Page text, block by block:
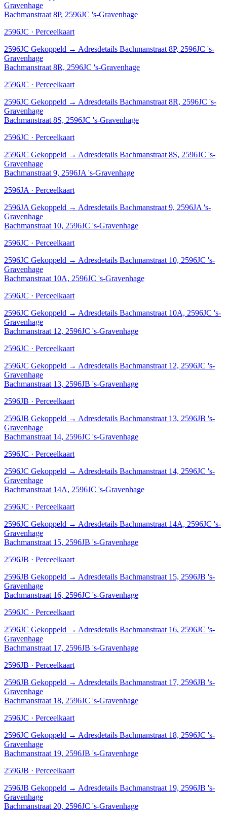
Gravenhage
Bachmanstraat 8P, 2596JC 's-Gravenhage
2596JC · Perceelkaart
2596JC Gekoppeld → Adresdetails Bachmanstraat 8P, 2596JC 's-
Gravenhage
Bachmanstraat 8R, 2596JC 's-Gravenhage
2596JC · Perceelkaart
2596JC Gekoppeld → Adresdetails Bachmanstraat 8R, 2596JC 's-
Gravenhage
Bachmanstraat 8S, 2596JC 's-Gravenhage
2596JC · Perceelkaart
2596JC Gekoppeld → Adresdetails Bachmanstraat 8S, 2596JC 's-
Gravenhage
Bachmanstraat 9, 2596JA 's-Gravenhage
2596JA · Perceelkaart
2596JA Gekoppeld → Adresdetails Bachmanstraat 9, 2596JA 's-
Gravenhage
Bachmanstraat 10, 2596JC 's-Gravenhage
2596JC · Perceelkaart
2596JC Gekoppeld → Adresdetails Bachmanstraat 10, 2596JC 's-
Gravenhage
Bachmanstraat 10A, 2596JC 's-Gravenhage
2596JC · Perceelkaart
2596JC Gekoppeld → Adresdetails Bachmanstraat 10A, 2596JC 's-
Gravenhage
Bachmanstraat 12, 2596JC 's-Gravenhage
2596JC · Perceelkaart
2596JC Gekoppeld → Adresdetails Bachmanstraat 12, 2596JC 's-
Gravenhage
Bachmanstraat 13, 2596JB 's-Gravenhage
2596JB · Perceelkaart
2596JB Gekoppeld → Adresdetails Bachmanstraat 13, 2596JB 's-
Gravenhage
Bachmanstraat 14, 2596JC 's-Gravenhage
2596JC · Perceelkaart
2596JC Gekoppeld → Adresdetails Bachmanstraat 14, 2596JC 's-
Gravenhage
Bachmanstraat 14A, 2596JC 's-Gravenhage
2596JC · Perceelkaart
2596JC Gekoppeld → Adresdetails Bachmanstraat 14A, 2596JC 's-
Gravenhage
Bachmanstraat 15, 2596JB 's-Gravenhage
2596JB · Perceelkaart
2596JB Gekoppeld → Adresdetails Bachmanstraat 15, 2596JB 's-
Gravenhage
Bachmanstraat 16, 2596JC 's-Gravenhage
2596JC · Perceelkaart
2596JC Gekoppeld → Adresdetails Bachmanstraat 16, 2596JC 's-
Gravenhage
Bachmanstraat 17, 2596JB 's-Gravenhage
2596JB · Perceelkaart
2596JB Gekoppeld → Adresdetails Bachmanstraat 17, 2596JB 's-
Gravenhage
Bachmanstraat 18, 2596JC 's-Gravenhage
2596JC · Perceelkaart
2596JC Gekoppeld → Adresdetails Bachmanstraat 18, 2596JC 's-
Gravenhage
Bachmanstraat 19, 2596JB 's-Gravenhage
2596JB · Perceelkaart
2596JB Gekoppeld → Adresdetails Bachmanstraat 19, 2596JB 's-
Gravenhage
Bachmanstraat 20, 2596JC 's-Gravenhage